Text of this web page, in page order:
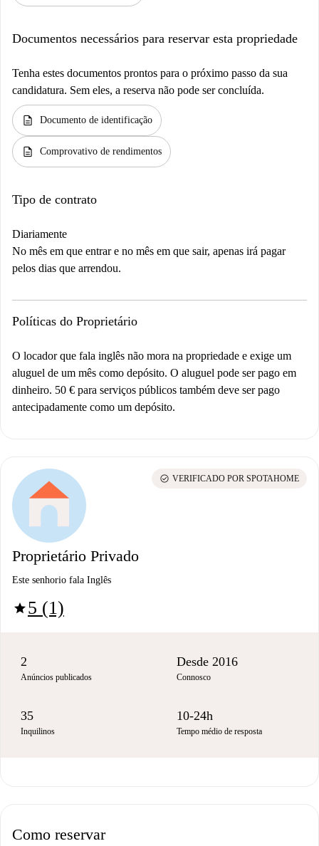
Documentos necessários para reservar esta propriedade
Tenha estes documentos prontos para o próximo passo da sua
candidatura. Sem eles, a reserva não pode ser concluída.
description Documento de identificação
description Comprovativo de rendimentos
Tipo de contrato
Diariamente
No mês em que entrar e no mês em que sair, apenas irá pagar
pelos dias que arrendou.
Políticas do Proprietário
O locador que fala inglês não mora na propriedade e exige um
aluguel de um mês como depósito. O aluguel pode ser pago em
dinheiro. 50 € para serviços públicos também deve ser pago
antecipadamente como um depósito.
Proprietário Privado
Este senhorio fala Inglês
star5 (1)
check_circle VERIFICADO POR SPOTAHOME
2
Anúncios publicados
Desde 2016
Connosco
35
Inquilinos
10-24h
Tempo médio de resposta
Como reservar